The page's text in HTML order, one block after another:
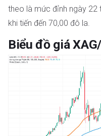
theo là mức đỉnh ngày 22
khi tiến đến 70,00 đô la.
Biểu đồ giá